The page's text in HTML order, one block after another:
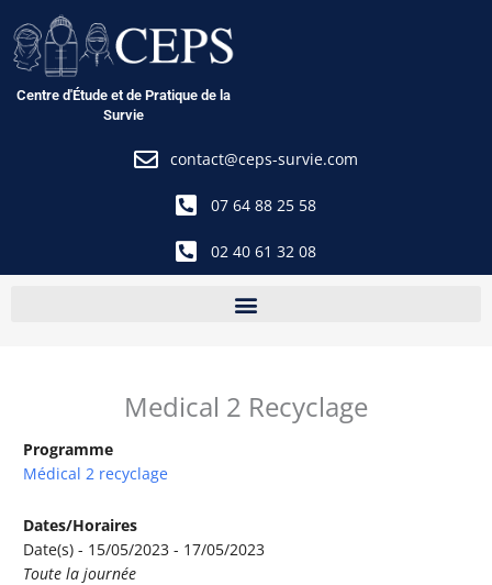
au
contenu
Centre d'Étude et de Pratique de la
Survie
contact@ceps-survie.com
07 64 88 25 58
02 40 61 32 08
Medical 2 Recyclage
Programme
Médical 2 recyclage
Dates/Horaires
Date(s) - 15/05/2023 - 17/05/2023
Toute la journée